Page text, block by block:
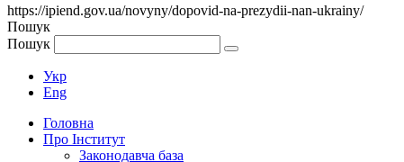
https://ipiend.gov.ua/novyny/dopovid-na-prezydii-nan-ukrainy/
Пошук
Пошук
Укр
Eng
Головна
Про Інститут
Законодавча база